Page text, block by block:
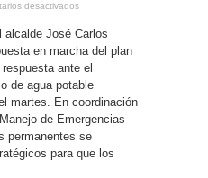
desactivados
Alcalde
Aponte
pone
en
marcha
red
oasis
agua
potable
en
las
comunidades
alcalde José Carlos
en marcha del plan
ante el
de agua potable
martes. En coordinación
de Emergencias
permanentes se
para que los